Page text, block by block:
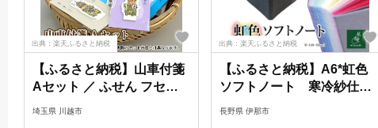
出典：楽天ふるさと納税
【ふるさと納税】山車付箋
Aセット ／ ふせん フセン
STICKY 川越氷川祭 文房具
埼玉県 川越市
出典：楽天ふるさと納税
【ふるさと納税】A6*虹色
ソフトノート 寒冷紗仕立
てジャケット付【005-03】
長野県 伊那市